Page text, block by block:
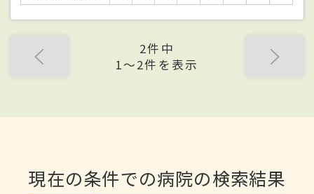
2件中
1〜2件を表示
現在の条件での病院の検索結果